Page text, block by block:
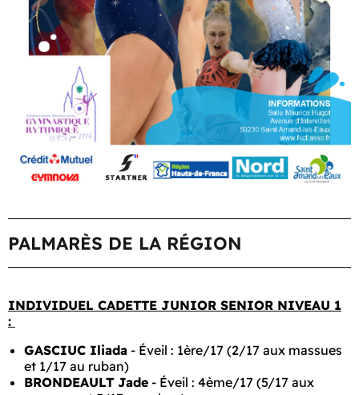
PALMARÈS DE LA RÉGION
INDIVIDUEL CADETTE JUNIOR SENIOR NIVEAU 1
:
GASCIUC Iliada - Éveil : 1ère/17 (2/17 aux massues
et 1/17 au ruban)
BRONDEAULT Jade - Éveil : 4ème/17 (5/17 aux